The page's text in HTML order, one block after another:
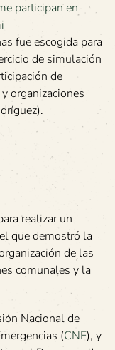
fue escogida para
de simulación
de
organizaciones
realizar un
que demostró la
de las
comunales y la
Nacional de
(CNE), y